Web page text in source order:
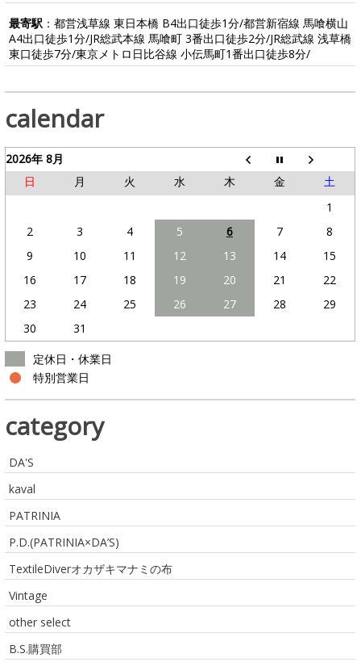
最寄駅：都営浅草線 東日本橋 B4出口徒歩1分/都営新宿線 馬喰横山
A4出口徒歩1分/JR総武本線 馬喰町 3番出口徒歩2分/JR総武線 浅草橋
東口徒歩7分/東京メトロ日比谷線 小伝馬町1番出口徒歩8分/
calendar
2026年 8月
日
月 火 水 木 金
土
1
2
3 4 5 6 7
8
9
10 11 12 13 14
15
16
17 18 19 20 21
22
23
24 25 26 27 28
29
30
31
定休日・休業日
特別営業日
category
DA'S
kaval
PATRINIA
P.D.(PATRINIA×DA’S)
TextileDiverオカザキマナミの布
Vintage
other select
B.S.購買部